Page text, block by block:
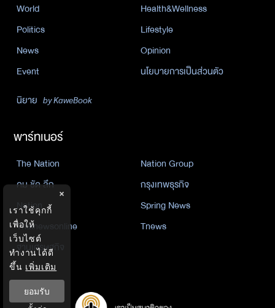
World
Health&Wellness
Politics
Lifestyle
News
Opinion
Event
นโยบายการเป็นส่วนตัว
นิยาย by KaweBook
พาร์ทเนอร์
The Nation
Nation Group
คม ชัด ลึก
กรุงเทพธุรกิจ
Nation
Spring News
Thainewsonline
Tnews
ฐานเศรษฐกิจ
×
เราใช้คุกกี้
เพื่อให้
เว็บไซต์
ทำงานได้ดี
ขึ้น เพิ่มเติม
ยอมรับ